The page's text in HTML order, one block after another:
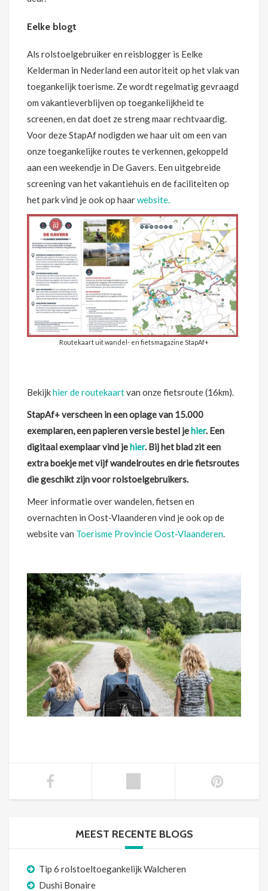
Eelke blogt
Als rolstoelgebruiker en reisblogger is Eelke
Kelderman in Nederland een autoriteit op het vlak van
toegankelijk toerisme. Ze wordt regelmatig gevraagd
om vakantieverblijven op toegankelijkheid te
screenen, en dat doet ze streng maar rechtvaardig.
Voor deze StapAf nodigden we haar uit om een van
onze toegankelijke routes te verkennen, gekoppeld
aan een weekendje in De Gavers. Een uitgebreide
screening van het vakantiehuis en de faciliteiten op
het park vind je ook op haarwebsite.
Routekaart uit wandel- en fietsmagazine StapAf+
Bekijkhier de routekaartvan onze fietsroute (16km).
StapAf+ verscheen in een oplage van 15.000
exemplaren, een papieren versie bestel jehier. Een
digitaal exemplaar vind jehier. Bij het blad zit een
extra boekje met vijf wandelroutes en drie fietsroutes
die geschikt zijn voor rolstoelgebruikers.
Meer informatie over wandelen, fietsen en
overnachten in Oost-Vlaanderen vind je ook op de
website van Toerisme Provincie Oost-Vlaanderen.
MEEST RECENTE BLOGS
Tip 6 rolstoeltoegankelijk Walcheren
Dushi Bonaire